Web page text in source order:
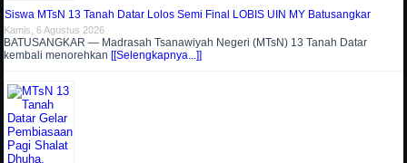
Siswa MTsN 13 Tanah Datar Lolos Semi Final LOBIS UIN MY Batusangkar
Kamis, 6 Agustus 2026
BATUSANGKAR — Madrasah Tsanawiyah Negeri (MTsN) 13 Tanah Datar
kembali menorehkan[[Selengkapnya...]]